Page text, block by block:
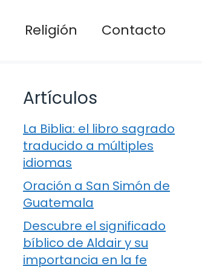
Religión Contacto
Artículos
La Biblia: el libro sagrado
traducido a múltiples
idiomas
Oración a San Simón de
Guatemala
Descubre el significado
bíblico de Aldair y su
importancia en la fe